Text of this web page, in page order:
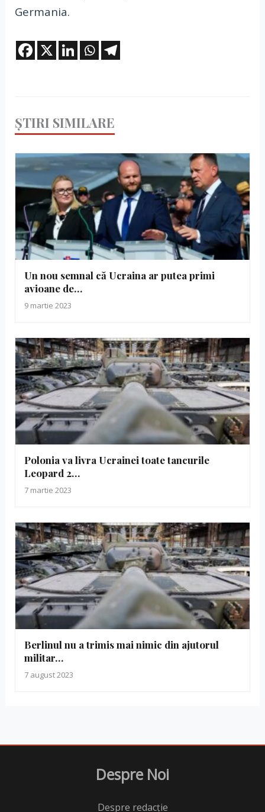
Germania.
ȘTIRI SIMILARE
Un nou semnal că Ucraina ar putea primi
avioane de…
9 martie 2023
Polonia va livra Ucrainei toate tancurile
Leopard 2…
7 martie 2023
Berlinul nu a trimis mai nimic din ajutorul
militar…
7 august 2023
Despre Noi
Despre redacție